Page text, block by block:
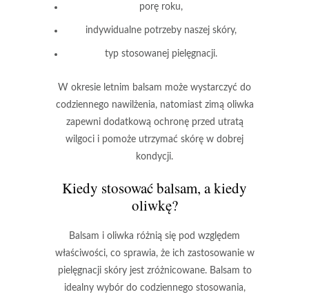
porę roku,
indywidualne potrzeby naszej skóry,
typ stosowanej pielęgnacji.
W okresie letnim balsam może wystarczyć do
codziennego nawilżenia, natomiast zimą oliwka
zapewni dodatkową ochronęprzed utratą
wilgoci i pomoże utrzymać skórę w dobrej
kondycji.
Kiedy stosować balsam, a kiedy
oliwkę?
Balsam i oliwka różnią się pod względem
właściwości, co sprawia, że ich zastosowanie w
pielęgnacji skóry jest zróżnicowane. Balsam to
idealny wybór do codziennego stosowania,